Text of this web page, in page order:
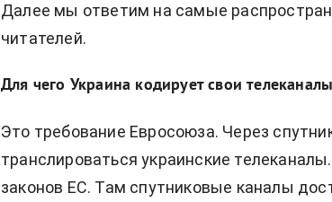
Далее мы ответим на самые
читателей.
Для чего Украина кодирует свои
Это требование Евросоюза. Через
транслироваться украинские
законов ЕС. Там спутниковые каналы